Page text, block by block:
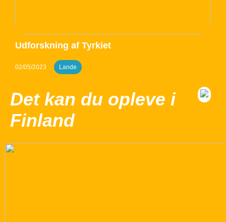
Udforskning af Tyrkiet
02/05/2023 Lande
Det kan du opleve i
Finland